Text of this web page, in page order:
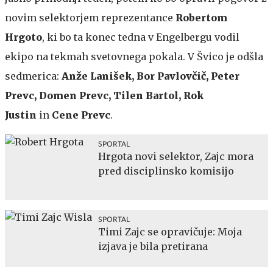
novim selektorjem reprezentance Robertom
Hrgoto, ki bo ta konec tedna v Engelbergu vodil
ekipo na tekmah svetovnega pokala. V Švico je odšla
sedmerica: Anže Lanišek, Bor Pavlovčič, Peter
Prevc, Domen Prevc, Tilen Bartol, Rok
Justin in Cene Prevc.
SPORTAL
Hrgota novi selektor, Zajc mora
pred disciplinsko komisijo
SPORTAL
Timi Zajc se opravičuje: Moja
izjava je bila pretirana